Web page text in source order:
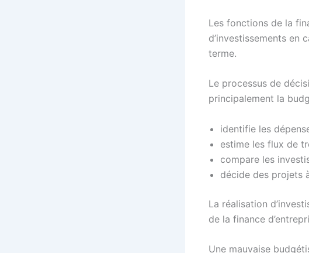
Les fonctions de la
d’investissements en
terme.
Le processus de
principalement la
identifie les
estime les flux de
compare les
décide des projets
La réalisation
de la finance
Une mauvaise